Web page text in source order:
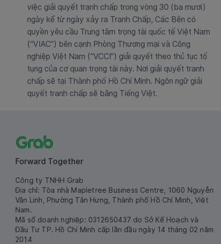
việc giải quyết tranh chấp trong vòng 30 (ba mươi)
ngày kể từ ngày xảy ra Tranh Chấp, Các Bên có
quyền yêu cầu Trung tâm trọng tài quốc tế Việt Nam
(“VIAC”) bên cạnh Phòng Thương mại và Công
nghiệp Việt Nam (“VCCI”) giải quyết theo thủ tục tố
tụng của cơ quan trọng tài này. Nơi giải quyết tranh
chấp sẽ tại Thành phố Hồ Chí Minh. Ngôn ngữ giải
quyết tranh chấp sẽ bằng Tiếng Việt.
Forward Together
Công ty TNHH Grab
Địa chỉ: Tòa nhà Mapletree Business Centre, 1060 Nguyễn
Văn Linh, Phường Tân Hưng, Thành phố Hồ Chí Minh, Việt
Nam.
Mã số doanh nghiệp: 0312650437 do Sở Kế Hoạch và
Đầu Tư TP. Hồ Chí Minh cấp lần đầu ngày 14 tháng 02 năm
2014